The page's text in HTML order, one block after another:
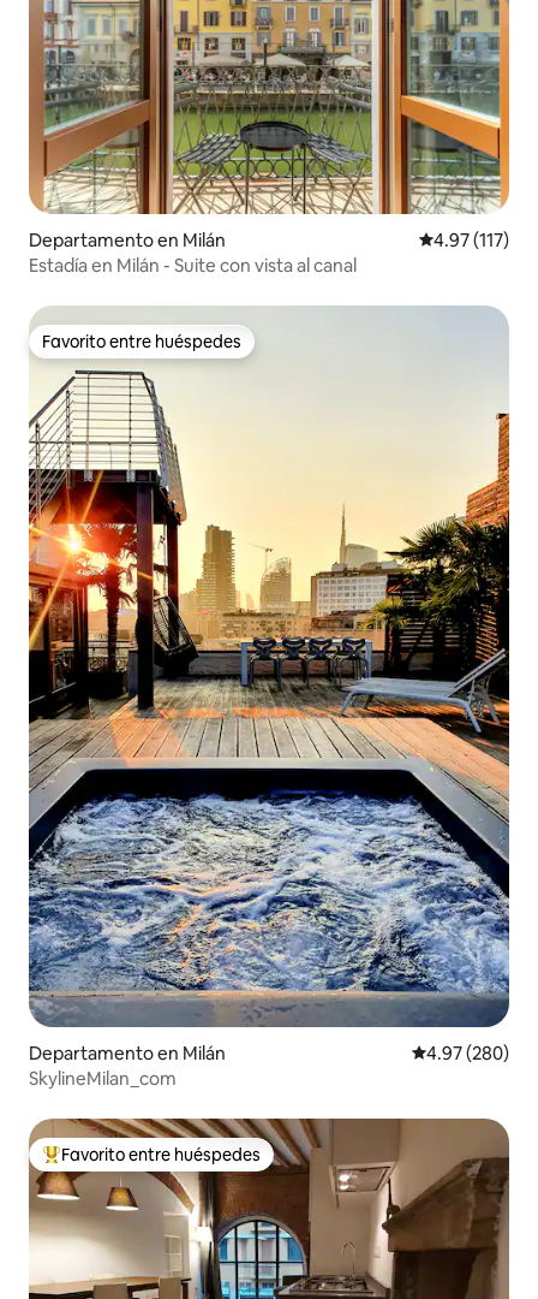
Departamento en Milán Calificación
4.97 (117)
Estadía en Milán - Suite con vista al canal
Favorito entre huéspedes
Favorito entre huéspedes
Departamento en Milán Calificación
4.97 (280)
SkylineMilan_com
De los mejores en Favorito entre huéspedes
Favorito entre huéspedes